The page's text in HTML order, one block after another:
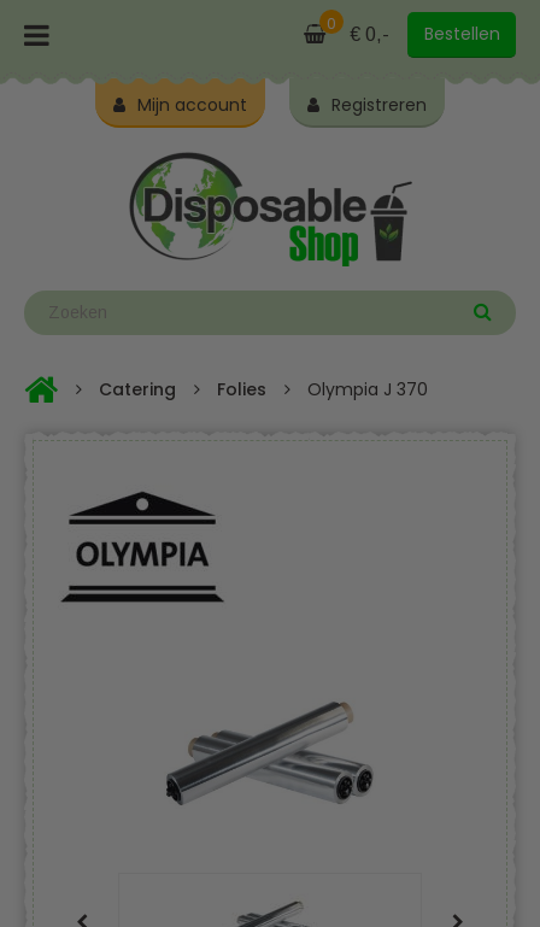
0 € 0,- Bestellen
Mijn account Registreren
Catering Folies Olympia J 370